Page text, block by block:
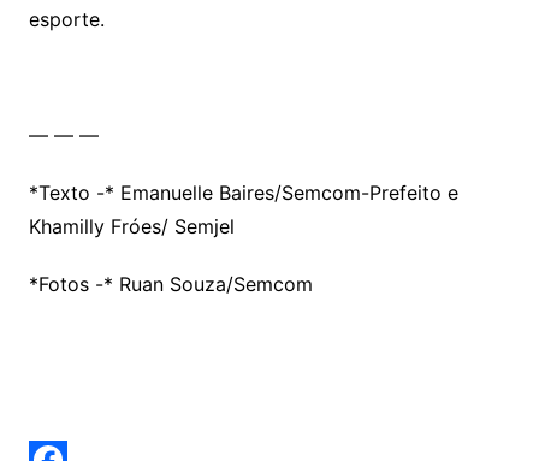
esporte.
— — —
*Texto -* Emanuelle Baires/Semcom-Prefeito e
Khamilly Fróes/ Semjel
*Fotos -* Ruan Souza/Semcom